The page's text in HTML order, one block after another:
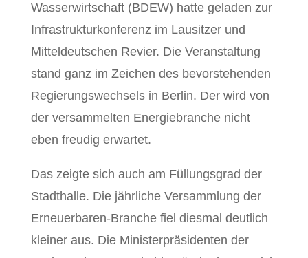
Wasserwirtschaft (BDEW) hatte geladen zur
Infrastrukturkonferenz im Lausitzer und
Mitteldeutschen Revier. Die Veranstaltung
stand ganz im Zeichen des bevorstehenden
Regierungswechsels in Berlin. Der wird von
der versammelten Energiebranche nicht
eben freudig erwartet.
Das zeigte sich auch am Füllungsgrad der
Stadthalle. Die jährliche Versammlung der
Erneuerbaren-Branche fiel diesmal deutlich
kleiner aus. Die Ministerpräsidenten der